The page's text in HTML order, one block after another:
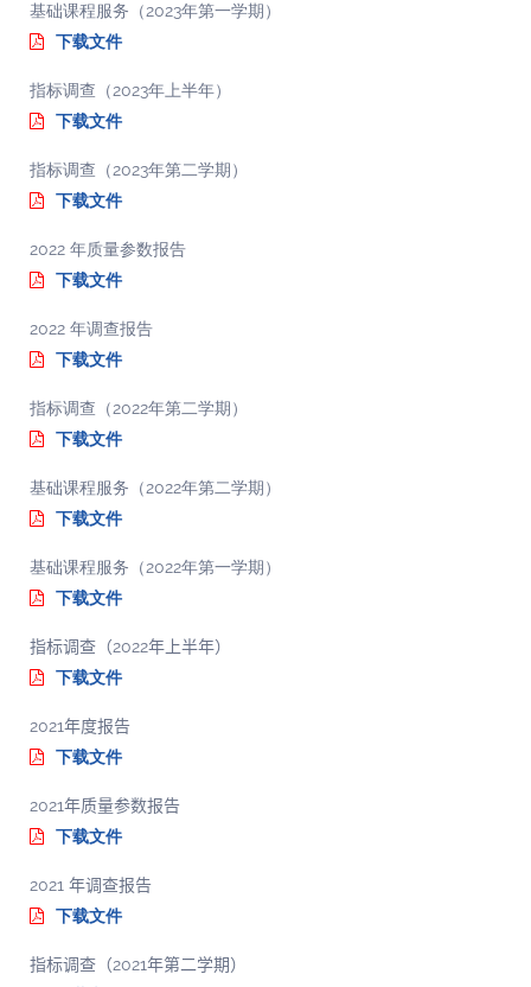
基础课程服务（2023年第一学期）
下载文件
指标调查（2023年上半年）
下载文件
指标调查（2023年第二学期）
下载文件
2022 年质量参数报告
下载文件
2022 年调查报告
下载文件
指标调查（2022年第二学期）
下载文件
基础课程服务（2022年第二学期）
下载文件
基础课程服务（2022年第一学期）
下载文件
指标调查（2022年上半年）
下载文件
2021年度报告
下载文件
2021年质量参数报告
下载文件
2021 年调查报告
下载文件
指标调查（2021年第二学期）